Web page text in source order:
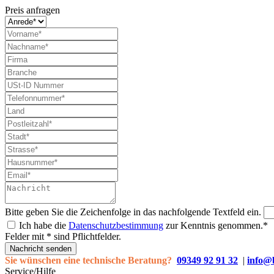
Preis anfragen
Bitte geben Sie die Zeichenfolge in das nachfolgende Textfeld ein.
Ich habe die Datenschutzbestimmung zur Kenntnis genommen.*
Felder mit * sind Pflichtfelder.
Nachricht senden
Sie wünschen eine technische Beratung? 09349 92 91 32 |
Service/Hilfe